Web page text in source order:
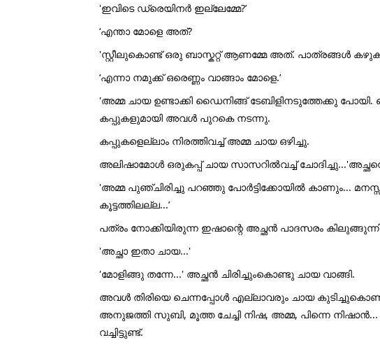
'ഇവിടെ ഡ്രെയിനർ ഇല്ലേമ്മേ?’
‘എന്താ മോളെ അത്?
'സ്റ്റീലുകൊണ്ട് ഒരു ബാസ്കറ്റ് ആണമ്മേ അത്. പാത്രങ്ങൾ
‘എന്നാ നമുക്ക് ഒരെണ്ണം വാങ്ങാം മോളെ.’
'അമ്മ ചായ ഉണ്ടാക്കി ഡൈനിങ്ങ് ടേബിളിനടുത്തേക്കു പോയി. ഒരു
കപ്പുകളുമായി അവൾ പുറകെ നടന്നു.
കപ്പുകളെല്ലാം നിരത്തിവച്ച് അമ്മ ചായ ഒഴിച്ചു.
അലിഷാമോൾ ഒരുകപ്പ് ചായ സാസറിൽവച്ച്
'അമ്മ പുഞ്ചിരിച്ചു പറഞ്ഞു പോർട്ടിക്കോയിൽ കാണും...
കൂട്ടത്തിലല്ല...’
പത്രം നോക്കിയിരുന്ന ഇഷാന്റെ അച്ഛൻ പാദസരം
'അച്ഛാ ഇതാ ചായ...'
'മോളിങ്ങു തന്നേ...' അച്ഛൻ ചിരിച്ചുംകൊണ്ടു ചായ വാങ്ങി.
അവൾ തിരിയെ ചെന്നപ്പോൾ എല്ലാവരും ചായ
അനുജത്തി സുബി, മൂത്ത ചേച്ചി നിഷ, അമ്മ, പിന്നെ
വച്ചിട്ടുണ്ട്.